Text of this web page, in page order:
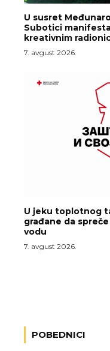
U susret
Subotici
kreativnim
7. avgust 2026.
U jeku toplotnog
građane da
vodu
7. avgust 2026.
POBEDNICI